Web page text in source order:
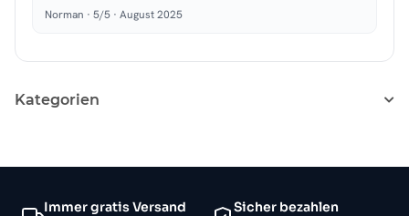
Norman · 5/5 · August 2025
Kategorien
Immer gratis Versand Sicher bezahlen